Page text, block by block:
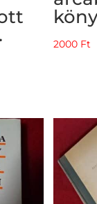
1250 Ft.
2000 Ft